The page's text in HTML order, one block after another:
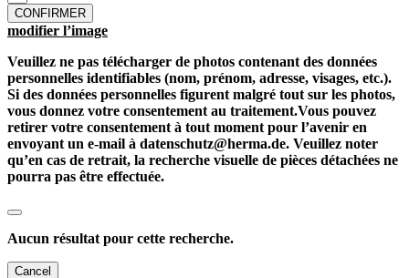
CONFIRMER
modifier l’image
Veuillez ne pas télécharger de photos contenant des données
personnelles identifiables (nom, prénom, adresse, visages, etc.).
Si des données personnelles figurent malgré tout sur les photos,
vous donnez votre consentement au traitement.Vous pouvez
retirer votre consentement à tout moment pour l’avenir en
envoyant un e-mail à datenschutz@herma.de. Veuillez noter
qu’en cas de retrait, la recherche visuelle de pièces détachées ne
pourra pas être effectuée.
Aucun résultat pour cette recherche.
Cancel